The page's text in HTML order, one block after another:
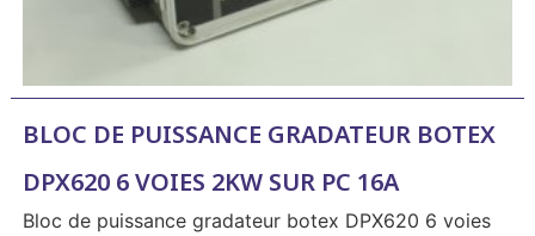
BLOC DE PUISSANCE GRADATEUR BOTEX
DPX620 6 VOIES 2KW SUR PC 16A
Bloc de puissance gradateur botex DPX620 6 voies